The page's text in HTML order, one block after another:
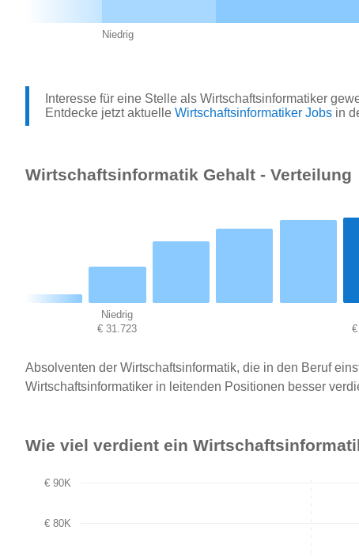
Niedrig
Interesse für eine Stelle als Wirtschaftsinformatiker
Entdecke jetzt aktuelle Wirtschaftsinformatiker Jobs in
Wirtschaftsinformatik Gehalt - Verteilung
Niedrig
€ 31.723
Absolventen der Wirtschaftsinformatik, die in den Beruf
Wirtschaftsinformatiker in leitenden Positionen besser
Wie viel verdient ein
€ 80K
€ 90K